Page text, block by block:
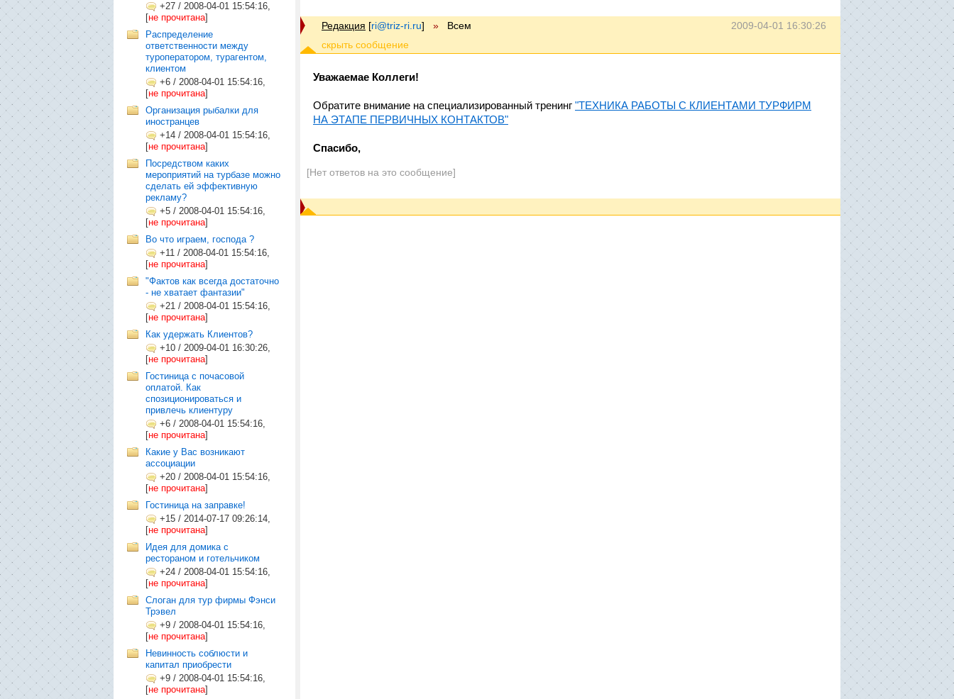
+27 / 2008-04-01 15:54:16,
[не прочитана]
Распределение
ответственности между
туроператором, турагентом,
клиентом
+6 / 2008-04-01 15:54:16,
[не прочитана]
Организация рыбалки для
иностранцев
+14 / 2008-04-01 15:54:16,
[не прочитана]
Посредством каких
мероприятий на турбазе можно
сделать ей эффективную
рекламу?
+5 / 2008-04-01 15:54:16,
[не прочитана]
Во что играем, господа ?
+11 / 2008-04-01 15:54:16,
[не прочитана]
"Фактов как всегда достаточно
- не хватает фантазии"
+21 / 2008-04-01 15:54:16,
[не прочитана]
Как удержать Клиентов?
+10 / 2009-04-01 16:30:26,
[не прочитана]
Гостиница с почасовой
оплатой. Как
спозиционироваться и
привлечь клиентуру
+6 / 2008-04-01 15:54:16,
[не прочитана]
Какие у Вас возникают
ассоциации
+20 / 2008-04-01 15:54:16,
[не прочитана]
Гостиница на заправке!
+15 / 2014-07-17 09:26:14,
[не прочитана]
Идея для домика с
рестораном и готельчиком
+24 / 2008-04-01 15:54:16,
[не прочитана]
Слоган для тур фирмы Фэнси
Трэвел
+9 / 2008-04-01 15:54:16,
[не прочитана]
Невинность соблюсти и
капитал приобрести
+9 / 2008-04-01 15:54:16,
[не прочитана]
2009-04-01 16:30:26
Редакция [ri@triz-ri.ru] » Всем
Уважаемае Коллеги!
Обратите внимание на специализированный тренинг "ТЕХНИКА РАБОТЫ С КЛИЕНТАМИ ТУРФИРМ
НА ЭТАПЕ ПЕРВИЧНЫХ КОНТАКТОВ"
Спасибо,
[Нет ответов на это сообщение]